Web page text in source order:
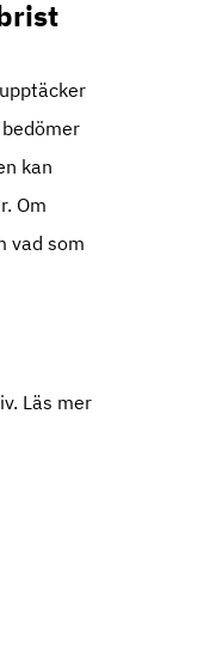
kan
Om
vad som
Läs mer